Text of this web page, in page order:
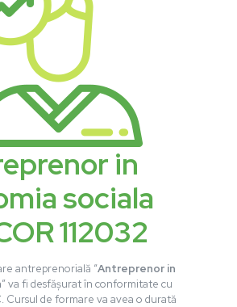
in
sociala
112032
antreprenorială “Antreprenor in
” va fi desfășurat în conformitate cu
Cursul de formare va avea o durată